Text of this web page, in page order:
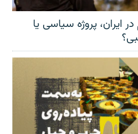
در ایران، پروژه سیاسی یا